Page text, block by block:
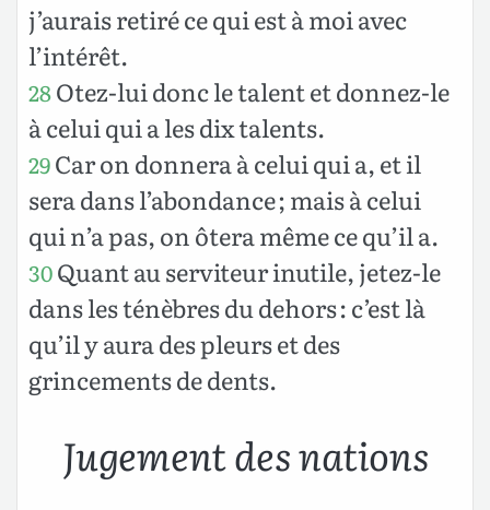
j’aurais retiré ce qui est à moi avec
l’intérêt.
28Otez-lui donc le talent et donnez-le
à celui qui a les dix talents.
29Car on donnera à celui qui a, et il
sera dans l’abondance ; mais à celui
qui n’a pas, on ôtera même ce qu’il a.
30Quant au serviteur inutile, jetez-le
dans les ténèbres du dehors : c’est là
qu’il y aura des pleurs et des
grincements de dents.
Jugement des nations